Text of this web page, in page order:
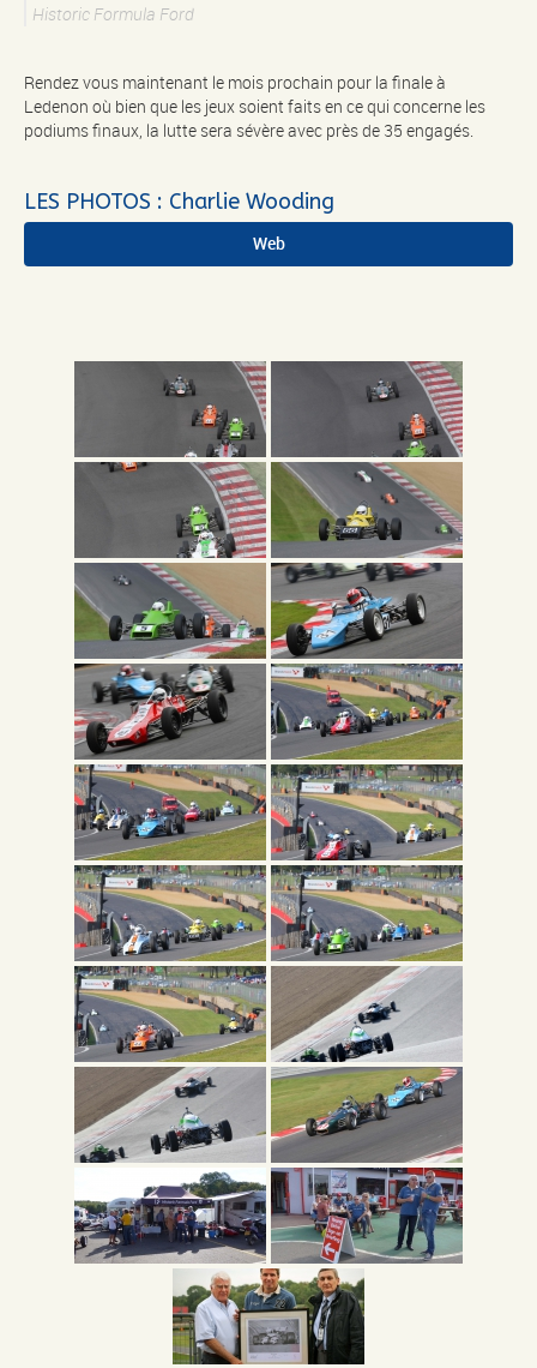
Historic Formula Ford
Rendez vous maintenant le mois prochain pour la finale à
Ledenon où bien que les jeux soient faits en ce qui concerne les
podiums finaux, la lutte sera sévère avec près de 35 engagés.
LES PHOTOS : Charlie Wooding
Web